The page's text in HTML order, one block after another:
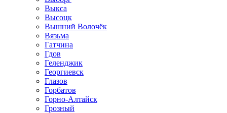
Выкса
Высоцк
Вышний Волочёк
Вязьма
Гатчина
Гдов
Геленджик
Георгиевск
Глазов
Горбатов
Горно-Алтайск
Грозный